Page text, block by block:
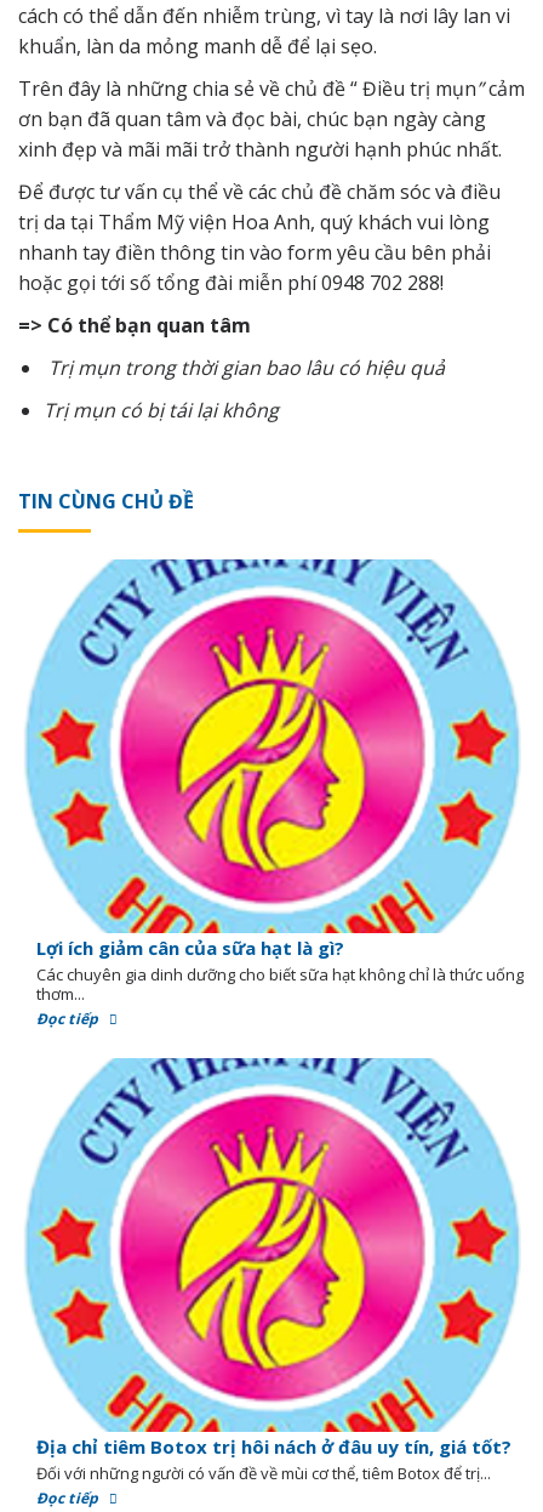
cách có thể dẫn đến nhiễm trùng, vì tay là nơi lây lan vi
khuẩn, làn da mỏng manh dễ để lại sẹo.
Trên đây là những chia sẻ về chủ đề “ Điều trị mụn”cảm
ơn bạn đã quan tâm và đọc bài, chúc bạn ngày càng
xinh đẹp và mãi mãi trở thành người hạnh phúc nhất.
Để được tư vấn cụ thể về các chủ đề chăm sóc và điều
trị da tại Thẩm Mỹviện Hoa Anh, quý khách vui lòng
nhanh tay điền thông tin vào form yêu cầu bên phải
hoặc gọi tới số tổng đài miễn phí 0948 702 288!
=> Có thể bạn quan tâm
Trị mụn trong thời gian bao lâu có hiệu quả
Trị mụn có bị tái lại không
TIN CÙNG CHỦ ĐỀ
Lợi ích giảm cân của sữa hạt là gì?
Các chuyên gia dinh dưỡng cho biết sữa hạt không chỉ là thức uống
thơm...
Đọc tiếp
Địa chỉ tiêm Botox trị hôi nách ở đâu uy tín, giá tốt?
Đối với những người có vấn đề về mùi cơ thể, tiêm Botox để trị...
Đọc tiếp